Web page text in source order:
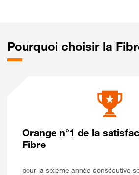
Pourquoi choisir la
Orange n°1 de la
Fibre
pour la sixième année consécutive